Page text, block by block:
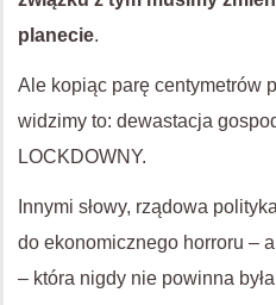
planecie.
Ale kopiąc parę centymetrów
widzimy to: dewastacja
LOCKDOWNY.
Innymi słowy, rządowa
do ekonomicznego horroru –
– która nigdy nie powinna